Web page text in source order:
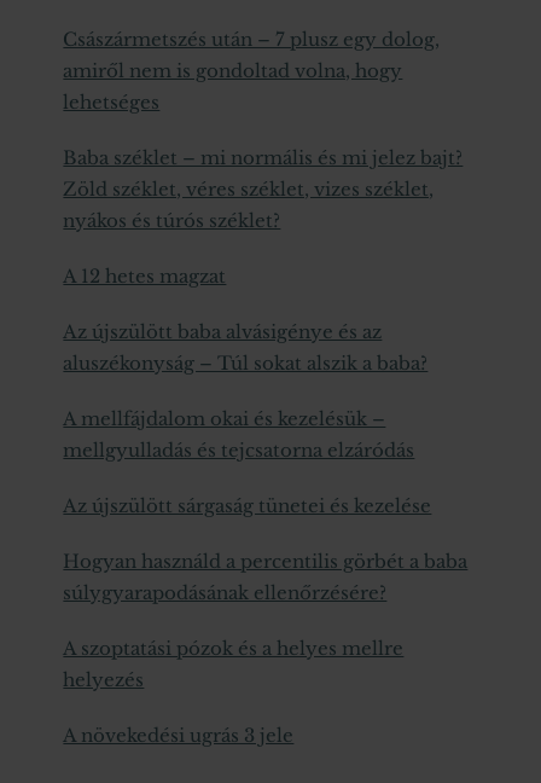
Császármetszés után – 7 plusz egy dolog,
amiről nem is gondoltad volna, hogy
lehetséges
Baba széklet – mi normális és mi jelez bajt?
Zöld széklet, véres széklet, vizes széklet,
nyákos és túrós széklet?
A 12 hetes magzat
Az újszülött baba alvásigénye és az
aluszékonyság – Túl sokat alszik a baba?
A mellfájdalom okai és kezelésük –
mellgyulladás és tejcsatorna elzáródás
Az újszülött sárgaság tünetei és kezelése
Hogyan használd a percentilis görbét a baba
súlygyarapodásának ellenőrzésére?
A szoptatási pózok és a helyes mellre
helyezés
A növekedési ugrás 3 jele